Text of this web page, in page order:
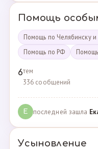
Помощь
Помощь по Челябинску
Помощь по РФ
6тем
336 сообщений
Е последней зашла
Усыновление